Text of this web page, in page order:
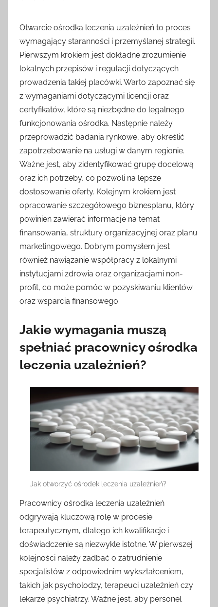
Otwarcie ośrodka leczenia uzależnień to proces
wymagający staranności i przemyślanej strategii.
Pierwszym krokiem jest dokładne zrozumienie
lokalnych przepisów i regulacji dotyczących
prowadzenia takiej placówki. Warto zapoznać się
z wymaganiami dotyczącymi licencji oraz
certyfikatów, które są niezbędne do legalnego
funkcjonowania ośrodka. Następnie należy
przeprowadzić badania rynkowe, aby określić
zapotrzebowanie na usługi w danym regionie.
Ważne jest, aby zidentyfikować grupę docelową
oraz ich potrzeby, co pozwoli na lepsze
dostosowanie oferty. Kolejnym krokiem jest
opracowanie szczegółowego biznesplanu, który
powinien zawierać informacje na temat
finansowania, struktury organizacyjnej oraz planu
marketingowego. Dobrym pomysłem jest
również nawiązanie współpracy z lokalnymi
instytucjami zdrowia oraz organizacjami non-
profit, co może pomóc w pozyskiwaniu klientów
oraz wsparcia finansowego.
Jakie wymagania muszą
spełniać pracownicy ośrodka
leczenia uzależnień?
Jak otworzyć ośrodek leczenia uzależnień?
Pracownicy ośrodka leczenia uzależnień
odgrywają kluczową rolę w procesie
terapeutycznym, dlatego ich kwalifikacje i
doświadczenie są niezwykle istotne. W pierwszej
kolejności należy zadbać o zatrudnienie
specjalistów z odpowiednim wykształceniem,
takich jak psycholodzy, terapeuci uzależnień czy
lekarze psychiatrzy. Ważne jest, aby personel